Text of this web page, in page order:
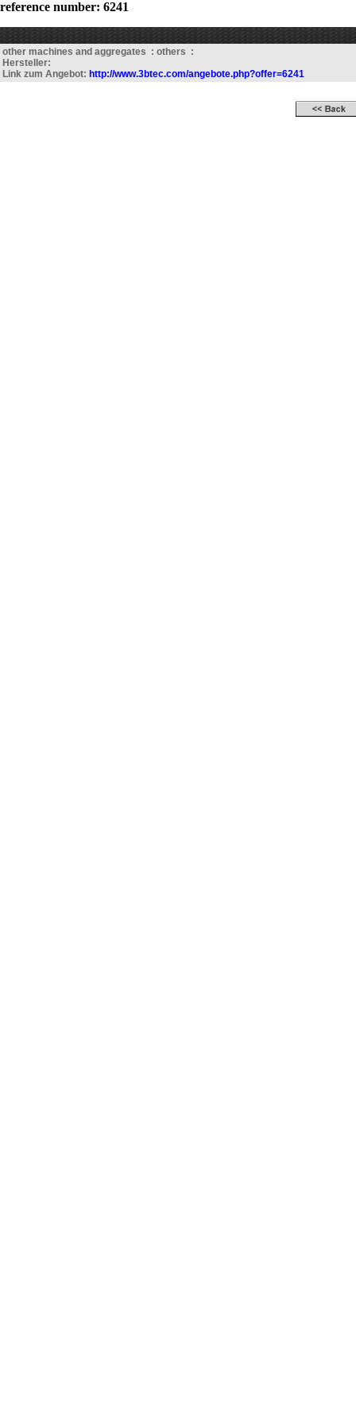
reference number: 6241
other machines and aggregates : others :
Hersteller:
Link zum Angebot: http://www.3btec.com/angebote.php?offer=6241